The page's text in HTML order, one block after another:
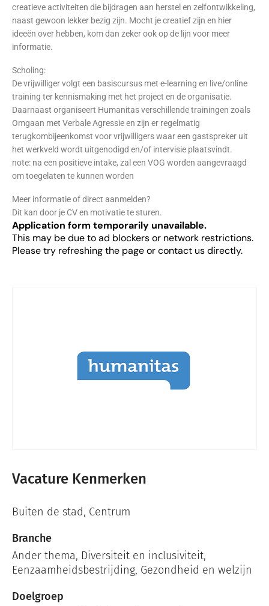
creatieve activiteiten die bijdragen aan herstel en zelfontwikkeling,
naast gewoon lekker bezig zijn. Mocht je creatief zijn en hier
ideeën over hebben, kom dan zeker ook op de lijn voor meer
informatie.
Scholing:
De vrijwilliger volgt een basiscursus met e-learning en live/online
training ter kennismaking met het project en de organisatie.
Daarnaast organiseert Humanitas verschillende trainingen zoals
Omgaan met Verbale Agressie en zijn er regelmatig
terugkombijeenkomst voor vrijwilligers waar een gastspreker uit
het werkveld wordt uitgenodigd en/of intervisie plaatsvindt.
note: na een positieve intake, zal een VOG worden aangevraagd
om toegelaten te kunnen worden
Meer informatie of direct aanmelden?
Dit kan door je CV en motivatie te sturen.
Application form temporarily unavailable.
This may be due to ad blockers or network restrictions.
Please try refreshing the page or contact us directly.
Vacature Kenmerken
Buiten de stad, Centrum
Branche
Ander thema, Diversiteit en inclusiviteit,
Eenzaamheidsbestrijding, Gezondheid en welzijn
Doelgroep